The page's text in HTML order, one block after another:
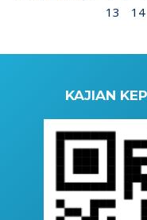
13
14
KAJIAN